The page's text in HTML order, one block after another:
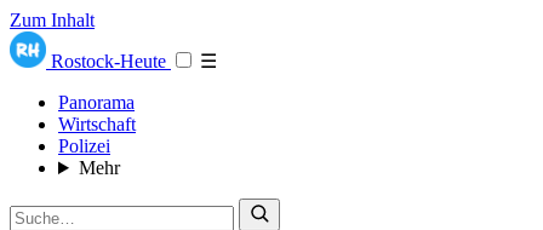
Zum Inhalt
Rostock-Heute
☰
Panorama
Wirtschaft
Polizei
Mehr